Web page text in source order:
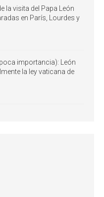
la visita del Papa León
en París, Lourdes y
importancia): León
la ley vaticana de